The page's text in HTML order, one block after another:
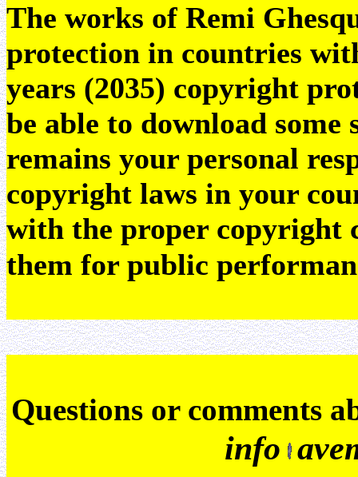
The works of Remi
protection in countries
years (2035) copyright
be able to download
remains your personal
copyright laws in your
with the proper copyright
them for public
Questions or comments
info